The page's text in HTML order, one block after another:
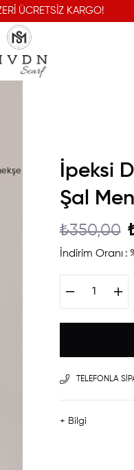
ÜCRETSİZ KARGO!
İpeksi
Şal
₺350,00
İndirim Oranı :
TELEFONLA
+ Bilgi